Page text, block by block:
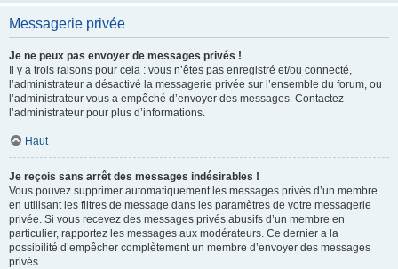
Messagerie privée
Je ne peux pas envoyer de messages privés !
Il y a trois raisons pour cela : vous n’êtes pas enregistré et/ou connecté,
l’administrateur a désactivé la messagerie privée sur l’ensemble du forum, ou
l’administrateur vous a empêché d’envoyer des messages. Contactez
l’administrateur pour plus d’informations.
Haut
Je reçois sans arrêt des messages indésirables !
Vous pouvez supprimer automatiquement les messages privés d’un membre
en utilisant les filtres de message dans les paramètres de votre messagerie
privée. Si vous recevez des messages privés abusifs d’un membre en
particulier, rapportez les messages aux modérateurs. Ce dernier a la
possibilité d’empêcher complètement un membre d’envoyer des messages
privés.